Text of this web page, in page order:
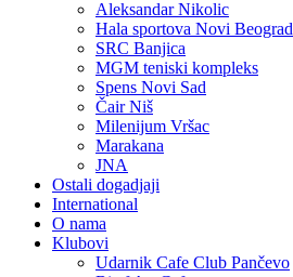
Aleksandar Nikolic
Hala sportova Novi Beograd
SRC Banjica
MGM teniski kompleks
Spens Novi Sad
Čair Niš
Milenijum Vršac
Marakana
JNA
Ostali dogadjaji
International
O nama
Klubovi
Udarnik Cafe Club Pančevo